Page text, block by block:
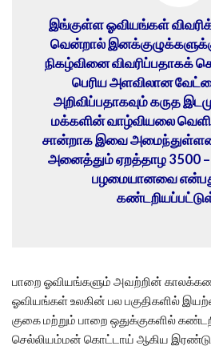
இங்குள்ள ஓவியங்கள்
வென்றால்
நிகழ்வினை விவரிப்பதாகக்
பெரிய அளவிலான
அறிவிப்பதாகவும் கருத
மக்களின் வாழ்வியலை
சான்றாக இவை
அனைத்தும் ஏறத்தாழ 3500
பழமையானவை
பாறை ஓவியங்களும் அவற்றின்
ஓவியங்கள் உலகின் பல பகுதிகளில்
குகை மற்றும் பாறை ஒதுக்குகளில்
செல்லியம்மன் கொட்டாய் ஆகிய இரண்டு